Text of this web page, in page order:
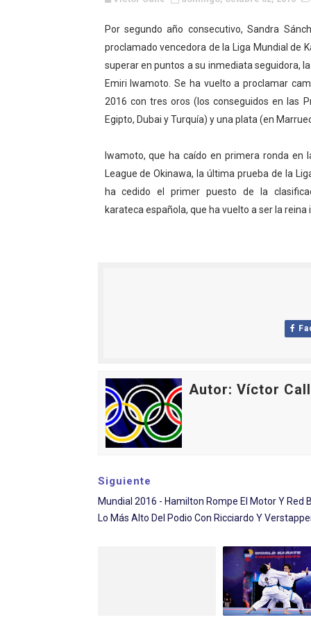
WWE NXT - Myles
Canadian Football League
EFA y AFLE 2026 -
Grandes éxitos por fin
Campeonato de Europa
Campeonato de Europa
Mundial de lacrosse
Máxima celebración en
Mundial de esgrima
Raquel Rodriguez es la
Athletes Unlimited
Mundial de piragüismo
Tour de Francia
Mundial de Fórmula 1
Por segundo año consecutivo, Sandra
proclamado vencedora de la Liga Mundial de
superar en puntos a su inmediata seguidora,
Emiri Iwamoto. Se ha vuelto a proclamar
2016 con tres oros (los conseguidos en las
Egipto, Dubai y Turquía) y una plata (en
Iwamoto, que ha caído en primera ronda en
League de Okinawa, la última prueba de la
ha cedido el primer puesto de la
karateca española, que ha vuelto a ser la reina
Autor: Víctor
Siguiente
Mundial 2016 - Hamilton Rompe El Motor Y Red
Lo Más Alto Del Podio Con Ricciardo Y